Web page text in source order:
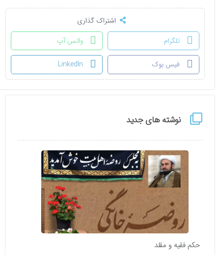
نوشته های جدید
حکم فقیه و مقلد
اشتراک گذاری
تلگرام
واتس آپ
فیس بوک LinkedIn